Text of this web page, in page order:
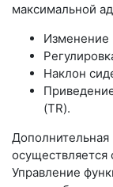
максимальной
Изменение
Наклон
(TR).
Управление